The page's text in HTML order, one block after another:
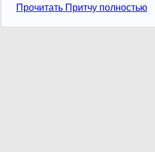
Прочитать Притчу полностью